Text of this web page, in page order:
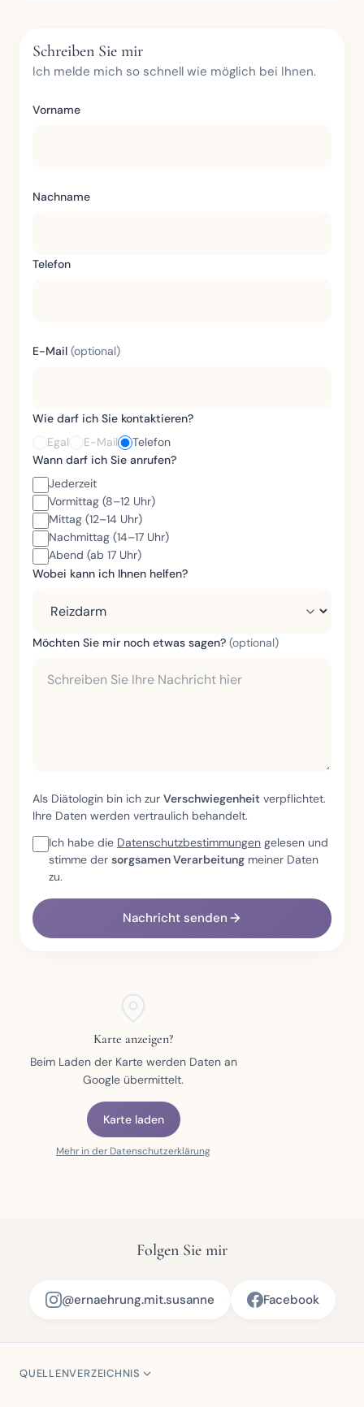
Schreiben Sie mir
Ich melde mich so schnell wie möglich bei Ihnen.
Vorname
Nachname
Telefon
E-Mail (optional)
Wie darf ich Sie kontaktieren?
Egal
E-Mail
Telefon
Wann darf ich Sie anrufen?
Jederzeit
Vormittag (8–12 Uhr)
Mittag (12–14 Uhr)
Nachmittag (14–17 Uhr)
Abend (ab 17 Uhr)
Wobei kann ich Ihnen helfen?
Möchten Sie mir noch etwas sagen? (optional)
Als Diätologin bin ich zur Verschwiegenheit verpflichtet.
Ihre Daten werden vertraulich behandelt.
Ich habe die Datenschutzbestimmungen gelesen und
stimme der sorgsamen Verarbeitung meiner Daten
zu.
Nachricht senden
Karte anzeigen?
Beim Laden der Karte werden Daten an
Google übermittelt.
Karte laden
Mehr in der Datenschutzerklärung
Folgen Sie mir
@ernaehrung.mit.susanne Facebook
QUELLENVERZEICHNIS